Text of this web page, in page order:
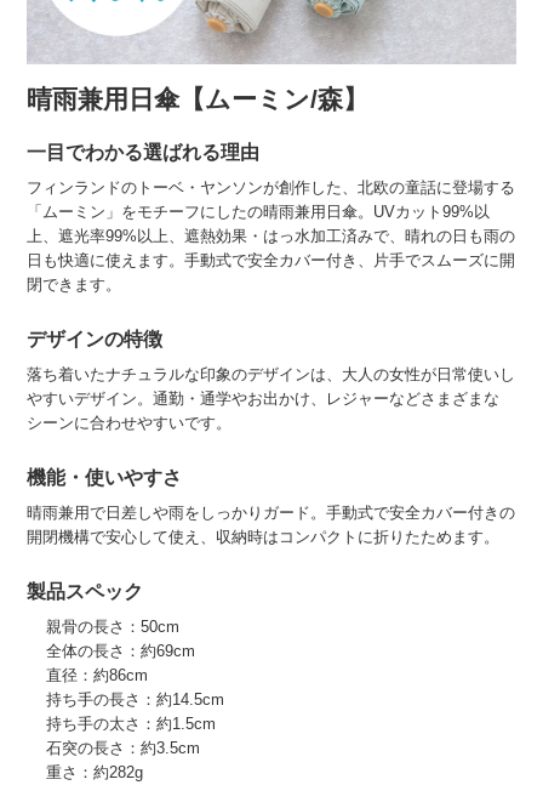
晴雨兼用日傘【ムーミン/森】
一目でわかる選ばれる理由
フィンランドのトーベ・ヤンソンが創作した、北欧の童話に登場する
「ムーミン」をモチーフにしたの晴雨兼用日傘。UVカット99%以
上、遮光率99%以上、遮熱効果・はっ水加工済みで、晴れの日も雨の
日も快適に使えます。手動式で安全カバー付き、片手でスムーズに開
閉できます。
デザインの特徴
落ち着いたナチュラルな印象のデザインは、大人の女性が日常使いし
やすいデザイン。通勤・通学やお出かけ、レジャーなどさまざまな
シーンに合わせやすいです。
機能・使いやすさ
晴雨兼用で日差しや雨をしっかりガード。手動式で安全カバー付きの
開閉機構で安心して使え、収納時はコンパクトに折りたためます。
製品スペック
親骨の長さ：50cm
全体の長さ：約69cm
直径：約86cm
持ち手の長さ：約14.5cm
持ち手の太さ：約1.5cm
石突の長さ：約3.5cm
重さ：約282g